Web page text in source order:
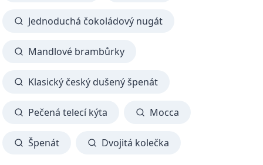
Jednoduchá čokoládový nugát
Mandlové brambůrky
Klasický český dušený špenát
Pečená telecí kýta Mocca
Špenát Dvojitá kolečka